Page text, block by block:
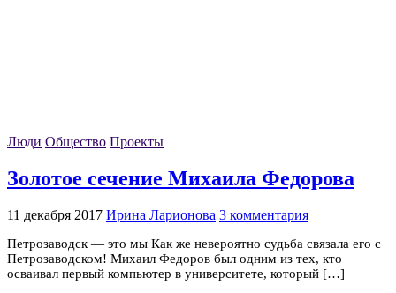
Люди Общество Проекты
Золотое сечение Михаила Федорова
11 декабря 2017 Ирина Ларионова 3 комментария
Петрозаводск — это мы Как же невероятно судьба связала его с
Петрозаводском! Михаил Федоров был одним из тех, кто
осваивал первый компьютер в университете, который […]